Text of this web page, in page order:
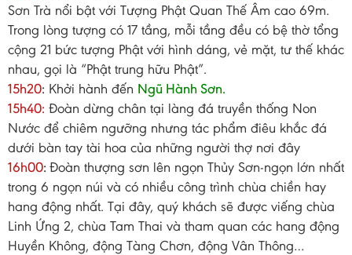
Sơn Trà nổi bật với Tượng Phật Quan Thế Âm cao 69m.
Trong lòng tượng có 17 tầng, mỗi tầng đều có bệ thờ tổng
cộng 21 bức tượng Phật với hình dáng, vẻ mặt, tư thế khác
nhau, gọi là “Phật trung hữu Phật”.
15h20: Khởi hành đến Ngũ Hành Sơn.
15h40: Đoàn dừng chân tại làng đá truyền thống Non
Nước để chiêm ngưỡng nhưng tác phẩm điêu khắc đá
dưới bàn tay tài hoa của những người thợ nơi đây
16h00: Đoàn thượng sơn lên ngọn Thủy Sơn-ngọn lớn nhất
trong 6 ngọn núi và có nhiều công trình chùa chiền hay
hang động nhất. Tại đây, quý khách sẽ được viếng chùa
Linh Ứng 2, chùa Tam Thai và tham quan các hang động
Huyền Không, động Tàng Chơn, động Vân Thông…